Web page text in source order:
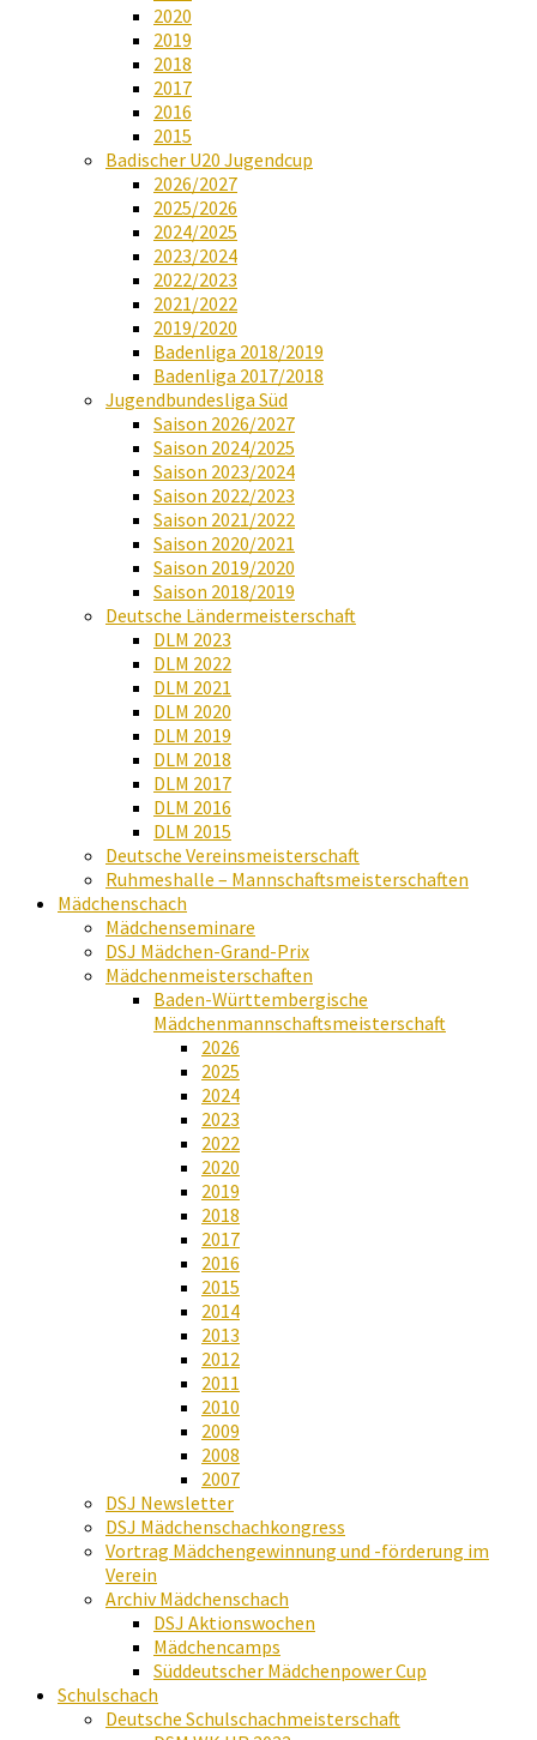
2020
2019
2018
2017
2016
2015
Badischer U20 Jugendcup
2026/2027
2025/2026
2024/2025
2023/2024
2022/2023
2021/2022
2019/2020
Badenliga 2018/2019
Badenliga 2017/2018
Jugendbundesliga Süd
Saison 2026/2027
Saison 2024/2025
Saison 2023/2024
Saison 2022/2023
Saison 2021/2022
Saison 2020/2021
Saison 2019/2020
Saison 2018/2019
Deutsche Ländermeisterschaft
DLM 2023
DLM 2022
DLM 2021
DLM 2020
DLM 2019
DLM 2018
DLM 2017
DLM 2016
DLM 2015
Deutsche Vereinsmeisterschaft
Ruhmeshalle – Mannschaftsmeisterschaften
Mädchenschach
Mädchenseminare
DSJ Mädchen-Grand-Prix
Mädchenmeisterschaften
Baden-Württembergische
Mädchenmannschaftsmeisterschaft
2026
2025
2024
2023
2022
2020
2019
2018
2017
2016
2015
2014
2013
2012
2011
2010
2009
2008
2007
DSJ Newsletter
DSJ Mädchenschachkongress
Vortrag Mädchengewinnung und -förderung im
Verein
Archiv Mädchenschach
DSJ Aktionswochen
Mädchencamps
Süddeutscher Mädchenpower Cup
Schulschach
Deutsche Schulschachmeisterschaft